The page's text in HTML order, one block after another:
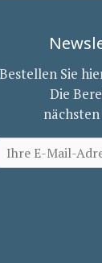
Bestellen Sie
Die